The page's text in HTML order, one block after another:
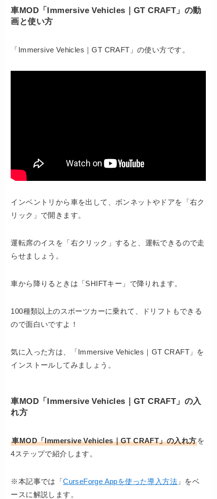
車MOD「Immersive Vehicles｜GT CRAFT」の動
画と使い方
「Immersive Vehicles｜GT CRAFT」の使い方です。
インベントリから車を出して、ボンネットやドアを「右ク
リック」で開きます。
運転席のイスを「右クリック」すると、運転できるので走
らせましょう。
車から降りるときは「SHIFTキー」で降りれます。
100種類以上のスポーツカーに乗れて、ドリフトもできる
ので面白いですよ！
気に入った方は、「Immersive Vehicles｜GT CRAFT」を
インストールしてみましょう。
車MOD「Immersive Vehicles｜GT CRAFT」の入
れ方
車MOD「Immersive Vehicles｜GT CRAFT」の入れ方 を
4ステップで紹介 します。
※本記事では「CurseForge Appを使った導入方法 」をベ
ースに解説します。